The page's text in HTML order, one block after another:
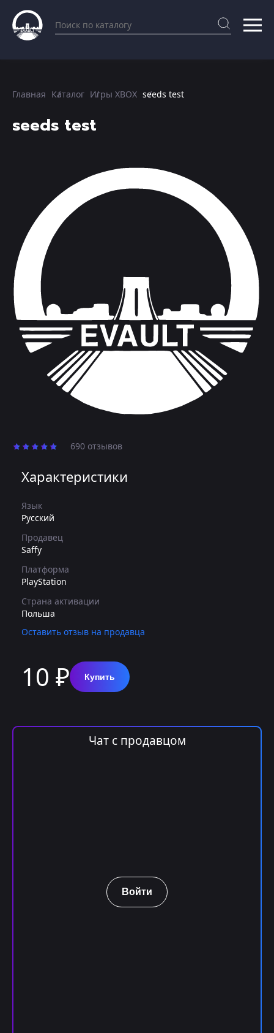
Главная Каталог Игры XBOX seeds test
seeds test
690 отзывов
Характеристики
Язык
Русский
Продавец
Saffy
Платформа
PlayStation
Страна активации
Польша
Оставить отзыв на продавца
10 ₽ Купить
Чат с продавцом
Войти